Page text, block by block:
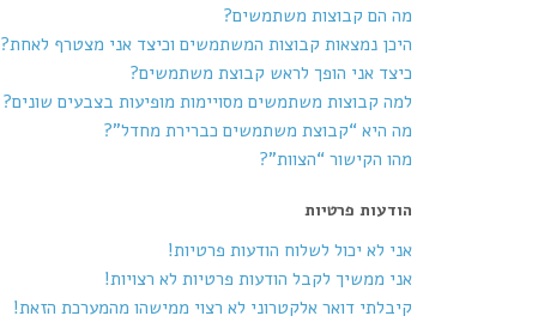
מה הם קבוצות משתמשים?
היכן נמצאות קבוצות המשתמשים וכיצד אני מצטרף לאחת?
כיצד אני הופך לראש קבוצת משתמשים?
למה קבוצות משתמשים מסויימות מופיעות בצבעים שונים?
מה היא “קבוצת משתמשים כברירת מחדל”?
מהו הקישור “הצוות”?
הודעות פרטיות
אני לא יכול לשלוח הודעות פרטיות!
אני ממשיך לקבל הודעות פרטיות לא רצויות!
קיבלתי דואר אלקטרוני לא רצוי ממישהו מהמערכת הזאת!